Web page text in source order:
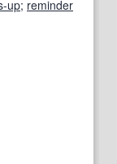
up; reminder